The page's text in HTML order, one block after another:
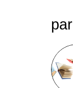
par